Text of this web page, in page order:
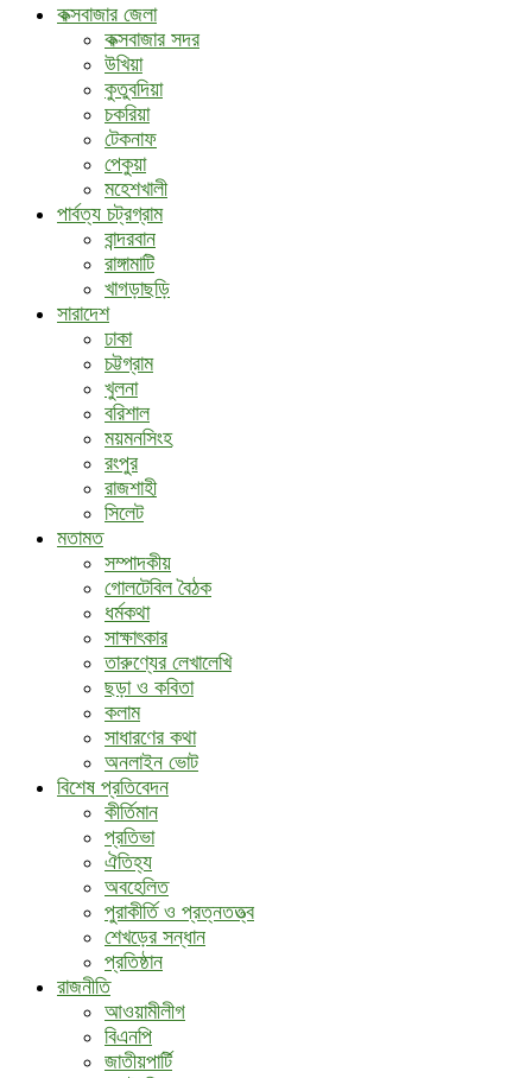
কক্সবাজার জেলা
কক্সবাজার সদর
উখিয়া
কুতুবদিয়া
চকরিয়া
টেকনাফ
পেকুয়া
মহেশখালী
পার্বত্য চট্রগ্রাম
বান্দরবান
রাঙ্গামাটি
খাগড়াছড়ি
সারাদেশ
ঢাকা
চট্টগ্রাম
খুলনা
বরিশাল
ময়মনসিংহ
রংপুর
রাজশাহী
সিলেট
মতামত
সম্পাদকীয়
গোলটেবিল বৈঠক
ধর্মকথা
সাক্ষাৎকার
তারুণ্যের লেখালেখি
ছড়া ও কবিতা
কলাম
সাধারণের কথা
অনলাইন ভোট
বিশেষ প্রতিবেদন
কীর্তিমান
প্রতিভা
ঐতিহ্য
অবহেলিত
পুরাকীর্তি ও প্রত্নতত্ত্ব
শেখড়ের সন্ধান
প্রতিষ্ঠান
রাজনীতি
আওয়ামীলীগ
বিএনপি
জাতীয়পার্টি